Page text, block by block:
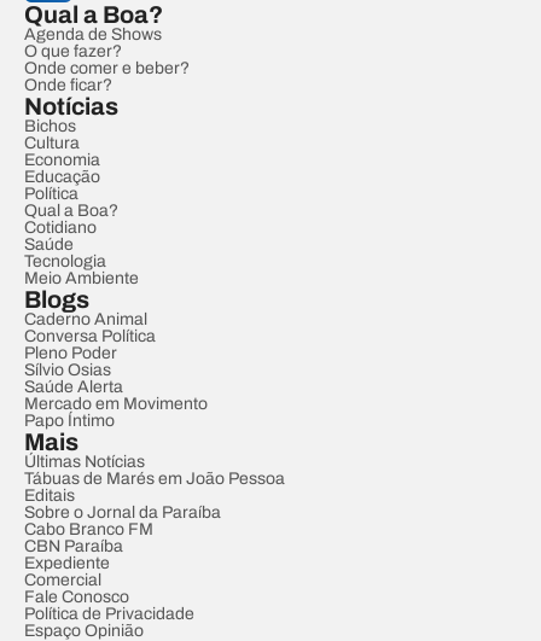
Qual a Boa?
Agenda de Shows
O que fazer?
Onde comer e beber?
Onde ficar?
Notícias
Bichos
Cultura
Economia
Educação
Política
Qual a Boa?
Cotidiano
Saúde
Tecnologia
Meio Ambiente
Blogs
Caderno Animal
Conversa Política
Pleno Poder
Sílvio Osias
Saúde Alerta
Mercado em Movimento
Papo Íntimo
Mais
Últimas Notícias
Tábuas de Marés em João Pessoa
Editais
Sobre o Jornal da Paraíba
Cabo Branco FM
CBN Paraíba
Expediente
Comercial
Fale Conosco
Política de Privacidade
Espaço Opinião